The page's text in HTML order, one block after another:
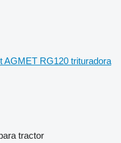
AGMET RG120 trituradora
tractor